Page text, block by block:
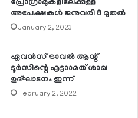
പ്രോഗ്രാമുകളിലേക്കുള്ള
അപേക്ഷകള്‍ ജനുവരി 8 മുതല്‍
January 2, 2023
ഏവന്‍സ് ട്രാവല്‍ ആന്റ്
ടൂര്‍സിന്റെ എട്ടാാമത് ശാഖ
ഉദ്ഘാടനം ഇന്ന്
February 2, 2022